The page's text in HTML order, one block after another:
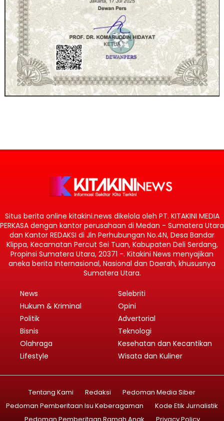
Situs berita online kitakini.news dikelola oleh PT. KITAKINI MEDIA
PERKASA dengan kantor perusahaan di Medan - Sumatera Utara
dan Kantor REDAKSI di Jln Perhubungan No.4N, Desa Bandar
Klippa, Kecamatan Percut Sei Tuan, Kabupaten Deli Serdang,
Propinsi Sumatera Utara, 20371 -. Kitakini News menyajikan
aneka berita Internasional, Nasional dan Daerah, khususnya
Sumatera Utara.
News
Hukum & Kriminal
Politik
Bisnis
Olahraga
Lifestyle
Selebriti
Opini
Advertorial
Teknologi
Kesehatan dan Kecantikan
Wisata dan Kuliner
Tentang Kami Redaksi
Pedoman Media Siber
Pedoman Pemberitaan Isu Keberagaman
Kode Etik Jurnalistik